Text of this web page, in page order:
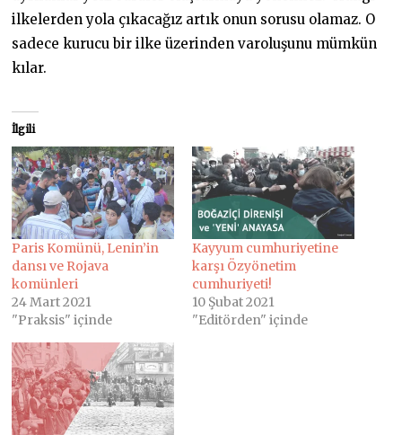
ilkelerden yola çıkacağız artık onun sorusu olamaz. O
sadece kurucu bir ilke üzerinden varoluşunu mümkün
kılar.
İlgili
Paris Komünü, Lenin’in
dansı ve Rojava
komünleri
24 Mart 2021
"Praksis" içinde
Kayyum cumhuriyetine
karşı Özyönetim
cumhuriyeti!
10 Şubat 2021
"Editörden" içinde